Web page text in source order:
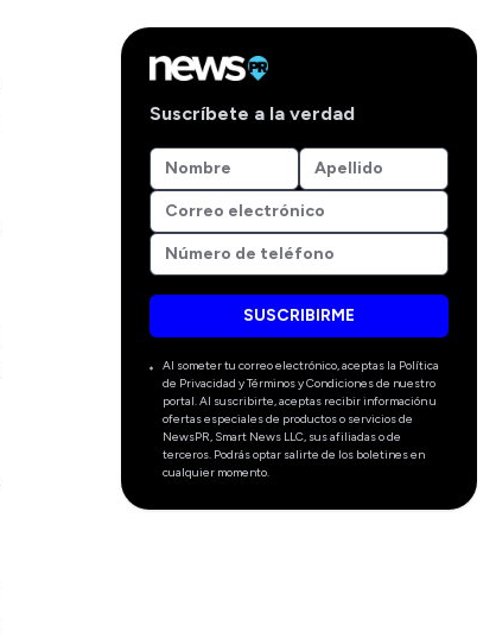
Suscríbete a la verdad
SUSCRIBIRME
Al someter tu correo electrónico, aceptas la Política
de Privacidad y Términos y Condiciones de nuestro
portal. Al suscribirte, aceptas recibir información u
ofertas especiales de productos o servicios de
NewsPR, Smart News LLC, sus afiliadas o de
terceros. Podrás optar salirte de los boletines en
cualquier momento.